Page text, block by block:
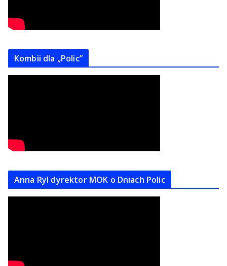
Kombii dla „Polic”
Anna Ryl dyrektor MOK o Dniach Polic